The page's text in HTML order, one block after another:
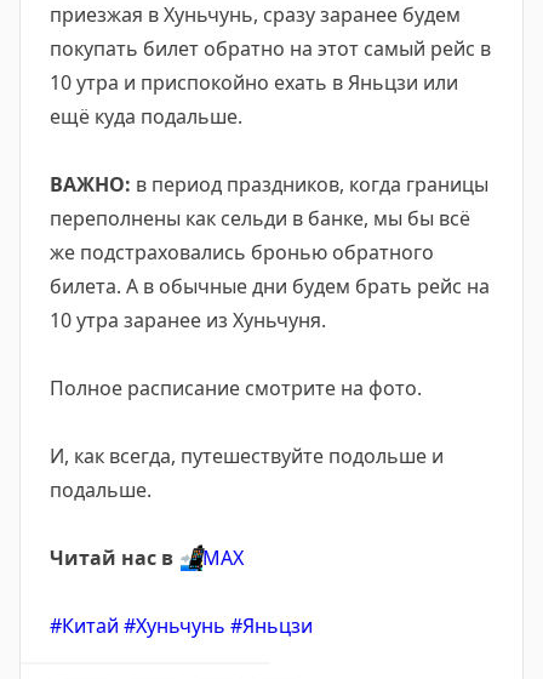
приезжая в Хуньчунь, сразу заранее будем
покупать билет обратно на этот самый рейс в
10 утра и приспокойно ехать в Яньцзи или
ещё куда подальше.
ВАЖНО: в период праздников, когда границы
переполнены как сельди в банке, мы бы всё
же подстраховались бронью обратного
билета. А в обычные дни будем брать рейс на
10 утра заранее из Хуньчуня.
Полное расписание смотрите на фото.
И, как всегда, путешествуйте подольше и
подальше.
Читай нас в 📲МАХ
#Китай #Хуньчунь #Яньцзи